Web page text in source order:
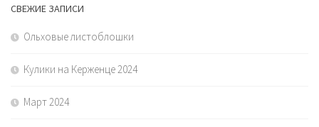
СВЕЖИЕ ЗАПИСИ
Ольховые листоблошки
Кулики на Керженце 2024
Март 2024